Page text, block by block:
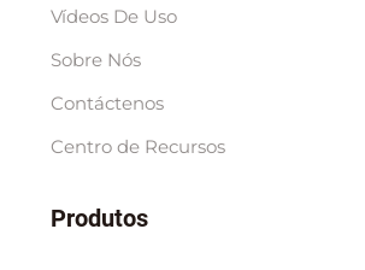
Vídeos De Uso
Sobre Nós
Contáctenos
Centro de Recursos
Produtos